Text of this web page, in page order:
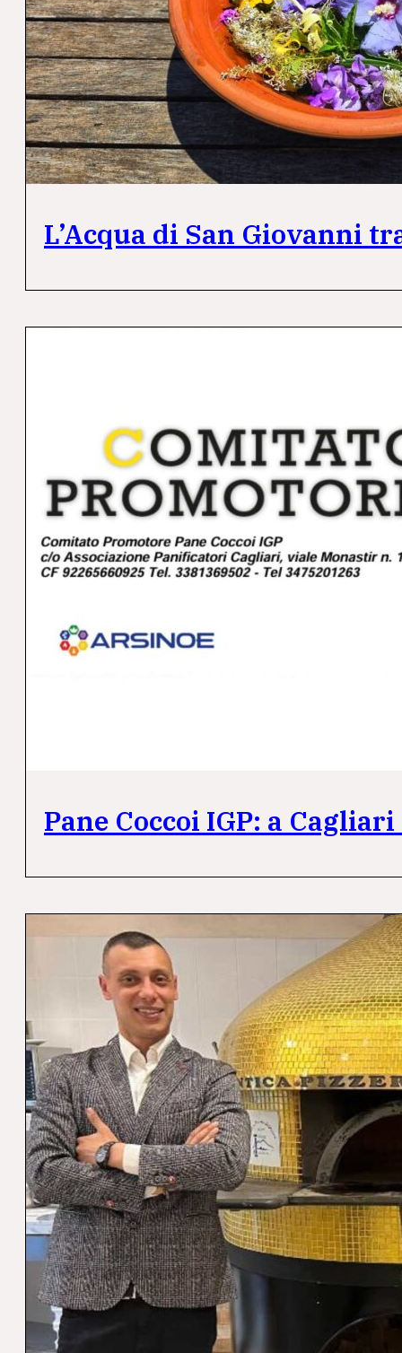
L’Acqua di San Giovanni
Pane Coccoi IGP: a